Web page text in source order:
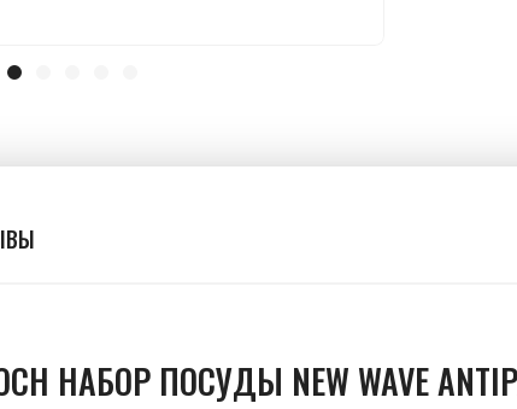
НАБОР ПОСУДЫ NEW WAVE